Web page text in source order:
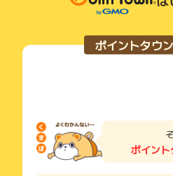
ご利用前には、Cookieの削除をお
サービス・お買い物利用時にお電
法がある場合、必ずサイト上の
お申し込みやお買い物後、利用し
了などのメールは、ポイント獲得
獲得待ち・獲得失敗の状態でお問
条件を達成しているかどうかは各
っているため、広告主はポイント
そのため、ポイントタウンのポイ
広告主様に直接行わないようお願
ポイントタウ
ポイント